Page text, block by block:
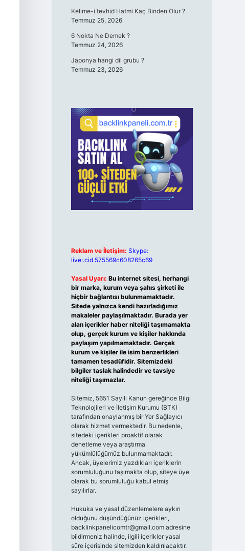
Kelime-i tevhid Hatmi Kaç Binden Olur ?
Temmuz 25, 2026
6 Nokta Ne Demek ?
Temmuz 24, 2026
Japonya hangi dil grubu ?
Temmuz 23, 2026
Reklam ve İletişim: Skype:
live:.cid.575569c608265c69
Yasal Uyarı: Bu internet sitesi, herhangi
bir marka, kurum veya şahıs şirketi ile
hiçbir bağlantısı bulunmamaktadır.
Sitede yalnızca kendi hazırladığımız
makaleler paylaşılmaktadır. Burada yer
alan içerikler haber niteliği taşımamakta
olup, gerçek kurum ve kişiler hakkında
paylaşım yapılmamaktadır. Gerçek
kurum ve kişiler ile isim benzerlikleri
tamamen tesadüfidir. Sitemizdeki
bilgiler taslak halindedir ve tavsiye
niteliği taşımazlar.
Sitemiz, 5651 Sayılı Kanun gereğince Bilgi
Teknolojileri ve İletişim Kurumu (BTK)
tarafından onaylanmış bir Yer Sağlayıcı
olarak hizmet vermektedir. Bu nedenle,
sitedeki içerikleri proaktif olarak
denetleme veya araştırma
yükümlülüğümüz bulunmamaktadır.
Ancak, üyelerimiz yazdıkları içeriklerin
sorumluluğunu taşımakta olup, siteye üye
olarak bu sorumluluğu kabul etmiş
sayılırlar.
Hukuka ve yasal düzenlemelere aykırı
olduğunu düşündüğünüz içerikleri,
backlinkpanelicomtr@gmail.comadresine
bildirmeniz halinde, ilgili içerikler yasal
süre içerisinde sitemizden kaldırılacaktır.